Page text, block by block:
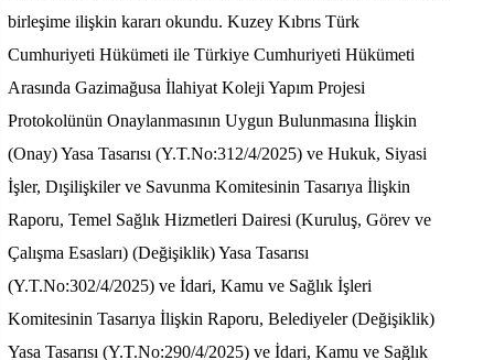
birleşime ilişkin kararı okundu. Kuzey Kıbrıs Türk
Cumhuriyeti Hükümeti ile Türkiye Cumhuriyeti Hükümeti
Arasında Gazimağusa İlahiyat Koleji Yapım Projesi
Protokolünün Onaylanmasının Uygun Bulunmasına İlişkin
(Onay) Yasa Tasarısı (Y.T.No:312/4/2025) ve Hukuk, Siyasi
İşler, Dışilişkiler ve Savunma Komitesinin Tasarıya İlişkin
Raporu, Temel Sağlık Hizmetleri Dairesi (Kuruluş, Görev ve
Çalışma Esasları) (Değişiklik) Yasa Tasarısı
(Y.T.No:302/4/2025) ve İdari, Kamu ve Sağlık İşleri
Komitesinin Tasarıya İlişkin Raporu, Belediyeler (Değişiklik)
Yasa Tasarısı (Y.T.No:290/4/2025) ve İdari, Kamu ve Sağlık